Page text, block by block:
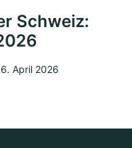
Schweiz:
April 2026